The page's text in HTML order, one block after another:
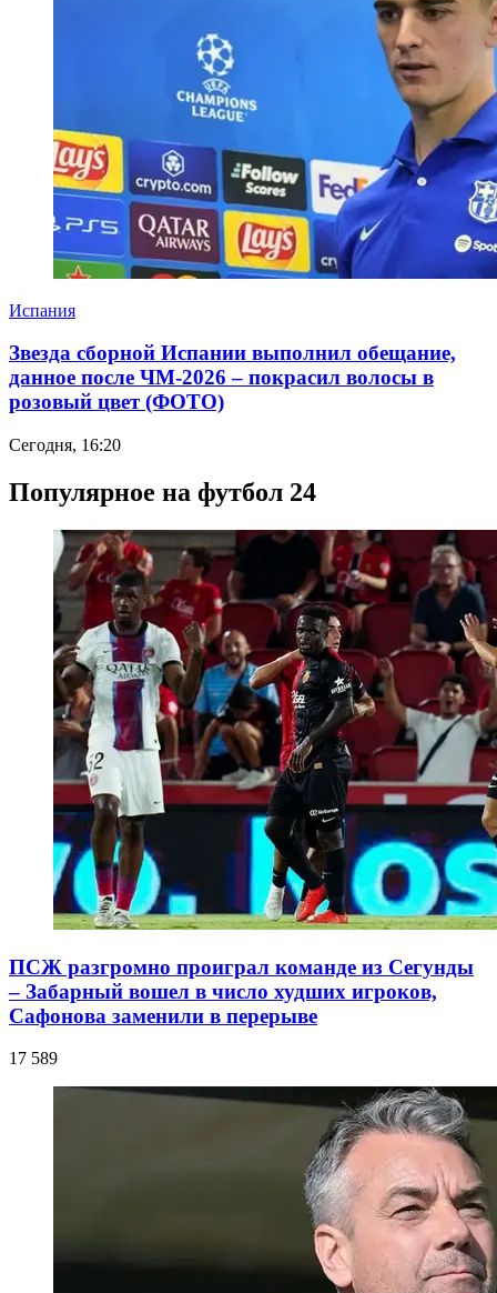
Испания
Звезда сборной Испании выполнил обещание,
данное после ЧМ-2026 – покрасил волосы в
розовый цвет (ФОТО)
Сегодня, 16:20
Популярное на футбол 24
ПСЖ разгромно проиграл команде из Сегунды
– Забарный вошел в число худших игроков,
Сафонова заменили в перерыве
17 589